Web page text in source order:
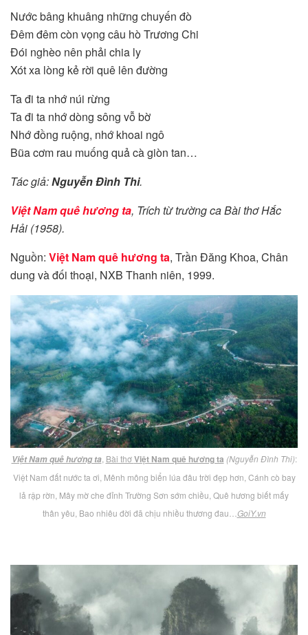
Nước bâng khuâng những chuyến đò
Đêm đêm còn vọng câu hò Trương Chi
Đói nghèo nên phải chia ly
Xót xa lòng kẻ rời quê lên đường
Ta đi ta nhớ núi rừng
Ta đi ta nhớ dòng sông vỗ bờ
Nhớ đồng ruộng, nhớ khoai ngô
Bũa cơm rau muống quả cà giòn tan…
Tác giả:Nguyễn Đình Thi.
Việt Nam quê hương ta, Trích từ trường ca Bài thơ Hắc
Hải (1958).
Nguồn: Việt Nam quê hương ta, Trần Đăng Khoa, Chân
dung và đối thoại, NXB Thanh niên, 1999.
Việt Nam quê hương ta, Bài thơViệt Nam quê hương ta (Nguyễn Đình Thi):
Việt Nam đất nước ta ơi, Mênh mông biển lúa đâu trời đẹp hơn, Cánh cò bay
lả rập rờn, Mây mờ che đỉnh Trường Sơn sớm chiều, Quê hương biết mấy
thân yêu, Bao nhiêu đời đã chịu nhiều thương đau… GoiY.vn